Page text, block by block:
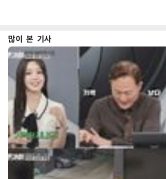
많이 본 기사